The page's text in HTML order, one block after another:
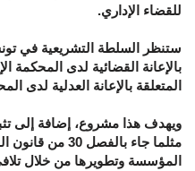
للقضاء الإداري.
ستنظر السلطة التشريعية في
بالإعانة القضائية لدى المحكمة
المتعلقة بالإعانة العدلية لدى
ويهدف هذا مشروع، إضافة إلى
مثلما جاء
المؤسسة وتطويرها من خلال